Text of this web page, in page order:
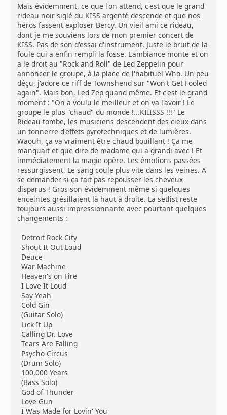
Mais évidemment, ce que l'on attend, c'est que le grand
rideau noir siglé du KISS argenté descende et que nos
héros fassent exploser Bercy. Un vieil ami ce rideau,
dont je me souviens lors de mon premier concert de
KISS. Pas de son d'essai d'instrument. Juste le bruit de la
foule qui a enfin rempli la fosse. L'ambiance monte et on
a le droit au "Rock and Roll" de Led Zeppelin pour
annoncer le groupe, à la place de l'habituel Who. Un peu
déçu, j'adore ce riff de Townshend sur "Won't Get Fooled
again". Mais bon, Led Zep quand même. Et c'est le grand
moment : "On a voulu le meilleur et on va l'avoir ! Le
groupe le plus "chaud" du monde !...KIIISSS !!!" Le
Rideau tombe, les musiciens descendent des cieux dans
un tonnerre d'effets pyrotechniques et de lumières.
Waouh, ça va vraiment être chaud bouillant ! Ça me
manquait et que dire de madame qui a grandi avec ! Et
immédiatement la magie opère. Les émotions passées
ressurgissent. Le sang coule plus vite dans les veines. A
se demander si ça fait pas repousser les cheveux
disparus ! Gros son évidemment même si quelques
enceintes grésillaient là haut à droite. La setlist reste
toujours aussi impressionnante avec pourtant quelques
changements :
Detroit Rock City
Shout It Out Loud
Deuce
War Machine
Heaven's on Fire
I Love It Loud
Say Yeah
Cold Gin
(Guitar Solo)
Lick It Up
Calling Dr. Love
Tears Are Falling
Psycho Circus
(Drum Solo)
100,000 Years
(Bass Solo)
God of Thunder
Love Gun
I Was Made for Lovin' You